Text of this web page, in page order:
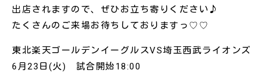
出店されますので、ぜひお立ち寄りください♪
たくさんのご来場お待ちしておりますっ♡♡
東北楽天ゴールデンイーグルスVS埼玉西武ライオンズ
6月23日(火) 試合開始18:00